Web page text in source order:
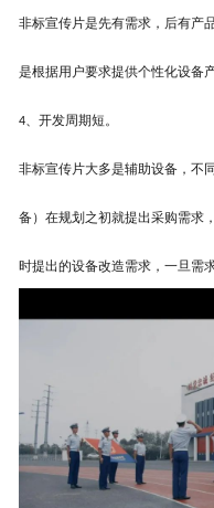
非标宣传片是先有需求，后有产品
是根据用户要求提供个性化设备
4、开发周期短。
非标宣传片大多是辅助设备，不
备）在规划之初就提出采购需求
时提出的设备改造需求，一旦需